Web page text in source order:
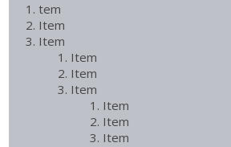
tem
Item
Item
Item
Item
Item
Item
Item
Item